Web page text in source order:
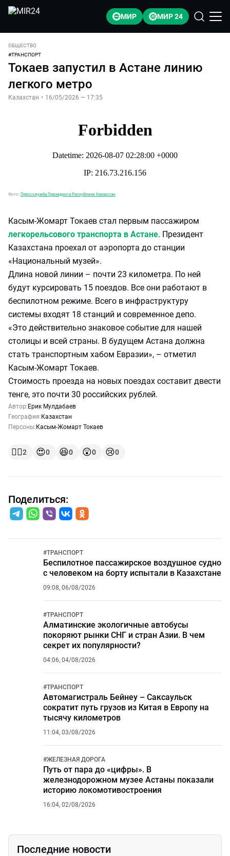
МИР МИР 24
ОБЩЕСТВО
#ТРАНСПОРТ
Токаев запустил в Астане линию
легкого метро
Казахстан • 16/05/2026 — 17:35
Фото: Пресс-служба Президента Республики Казахстан
Касым-Жомарт Токаев стал первым пассажиром
легкорельсового транспорта в Астане. Президент
Казахстана проехал от аэропорта до станции
«Национальный музей».
Длина новой линии – почти 23 километра. По ней
будут курсировать 15 поездов. Все они работают в
беспилотном режиме. Всего в инфраструктуру
системы входят 18 станций и современное депо.
«Это действительно знаковое событие для нашей
столицы и всей страны. В будущем Астана должна
стать транспортным хабом Евразии», – отметил
Касым-Жомарт Токаев.
Стоимость проезда на новых поездах составит двести
тенге, это почти 30 российских рублей.
Автор: Ерик Мулдабаев
География: Казахстан
Персоны: Касым-Жомарт Токаев
👍🏻2 😍0 😆0 😲0 😢0
Поделиться:
#ТРАНСПОРТ
Беспилотное пассажирское воздушное судно
с человеком на борту испытали в Казахстане
09:08, 06/08/2026
#ТРАНСПОРТ
Алматинские экологичные автобусы
покоряют рынки СНГ и стран Азии. В чем
секрет их популярности?
04:06, 04/08/2026
#ТРАНСПОРТ
Автомагистраль Бейнеу – Саксаульск
сократит путь грузов из Китая в Европу на
тысячу километров
11:04, 03/08/2026
#ЖЕЛЕЗНАЯ ДОРОГА
Путь от пара до «цифры». В
железнодорожном музее Астаны показали
историю локомотивостроения
16:04, 02/08/2026
Последние новости